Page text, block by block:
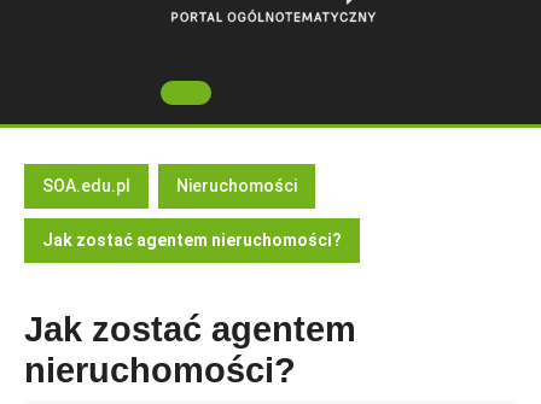
Open
Button
SOA.edu.pl Nieruchomości
Jak zostać agentem nieruchomości?
Jak zostać agentem
nieruchomości?